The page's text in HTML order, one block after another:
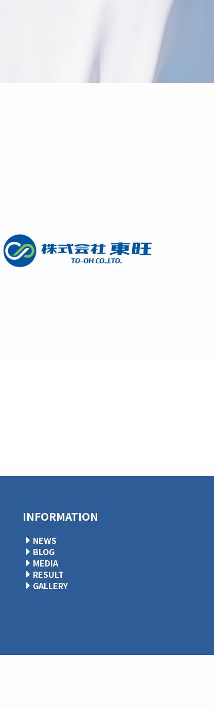
INFORMATION
NEWS
BLOG
MEDIA
RESULT
GALLERY